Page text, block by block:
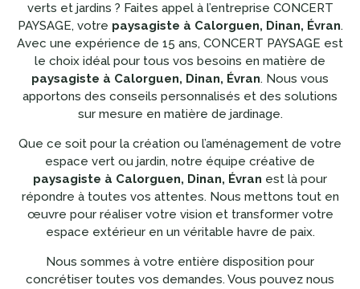
verts et jardins ? Faites appel à l’entreprise CONCERT
PAYSAGE, votre paysagiste à Calorguen, Dinan, Évran.
Avec une expérience de 15 ans, CONCERT PAYSAGE est
le choix idéal pour tous vos besoins en matière de
paysagiste à Calorguen, Dinan, Évran. Nous vous
apportons des conseils personnalisés et des solutions
sur mesure en matière de jardinage.
Que ce soit pour la création ou l’aménagement de votre
espace vert ou jardin, notre équipe créative de
paysagiste à Calorguen, Dinan, Évran est là pour
répondre à toutes vos attentes. Nous mettons tout en
œuvre pour réaliser votre vision et transformer votre
espace extérieur en un véritable havre de paix.
Nous sommes à votre entière disposition pour
concrétiser toutes vos demandes. Vous pouvez nous